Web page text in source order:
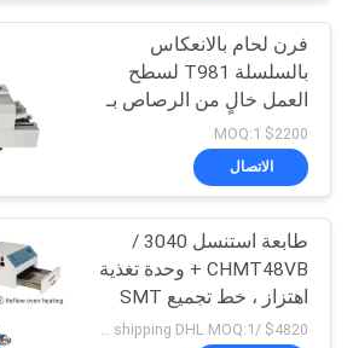
فرن لحام بالانعكاس
بالسلسلة T981 لسطح
العمل خالٍ من الرصاص بـ
الوجه
$2200 MOQ:1
الاتصال
طابعة استنسل 3040 /
CHMT48VB + وحدة تغذية
اهتزاز ، خط تجميع SMT
PCB / فرن إنحسار BRT- $4820 /set including shipping DHL MOQ:1 مجموعة